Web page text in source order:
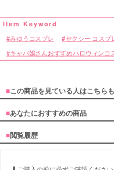
みゆうコスプレ セクシー コスプ
キャバ嬢さんおすすめハロウィンコ
■この商品を見ている人はこちら
■あなたにおすすめの商品
■閲覧履歴